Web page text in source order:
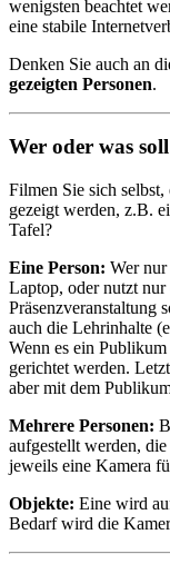
wenigsten beachtet
eine stabile
Denken Sie auch an
gezeigten Personen.
Wer oder was
Filmen Sie sich selbst,
gezeigt werden, z.B.
Tafel?
Eine Person: Wer
Laptop, oder nutzt
Präsenzveranstaltung
auch die Lehrinhalte
Wenn es ein
gerichtet werden.
aber mit dem
Mehrere Personen:
aufgestellt werden,
jeweils eine Kamera
Objekte: Eine wird
Bedarf wird die